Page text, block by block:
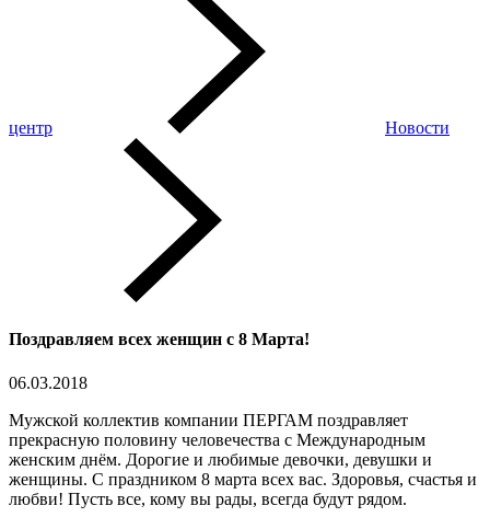
центр Новости
Поздравляем всех женщин с 8 Марта!
06.03.2018
Мужской коллектив компании ПЕРГАМ поздравляет
прекрасную половину человечества с Международным
женским днём. Дорогие и любимые девочки, девушки и
женщины. С праздником 8 марта всех вас. Здоровья, счастья и
любви! Пусть все, кому вы рады, всегда будут рядом.